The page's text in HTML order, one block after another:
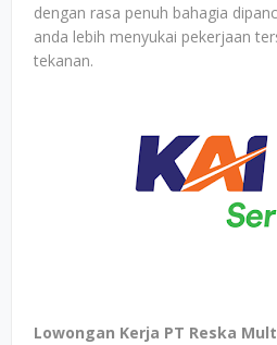
dengan rasa penuh bahagia
anda lebih menyukai pekerjaan
tekanan.
Lowongan Kerja PT Reska